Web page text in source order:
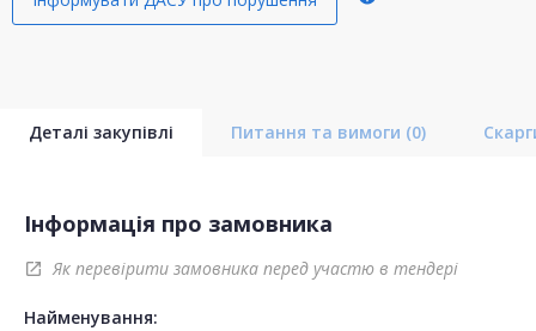
Деталі закупівлі Питання та вимоги (0)
Інформація про замовника
open_in_new Як перевірити замовника перед участю в тендері
Найменування: